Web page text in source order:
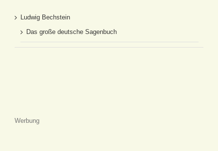
Ludwig Bechstein
Das große deutsche Sagenbuch
Werbung